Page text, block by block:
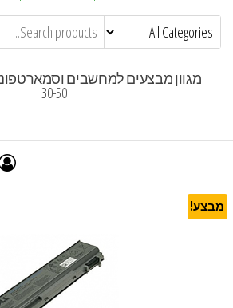
30-50
מבצע!